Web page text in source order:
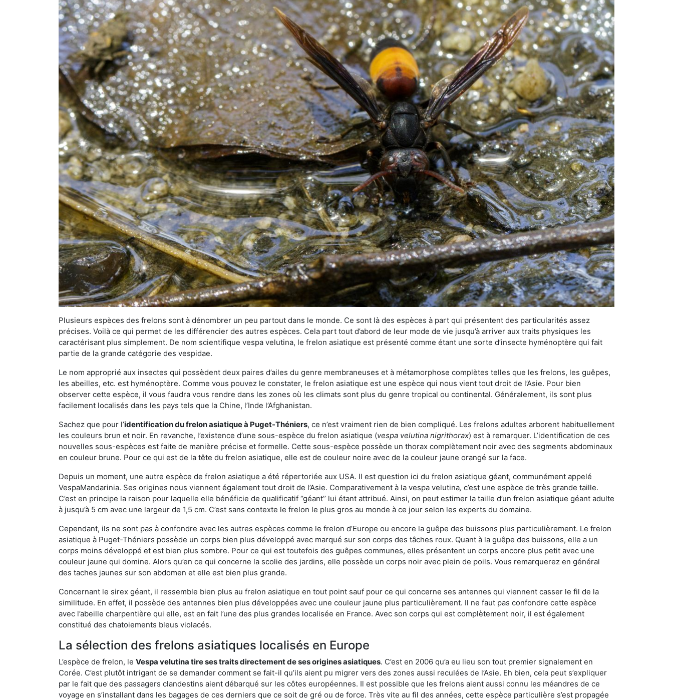
Plusieurs espèces des frelons sont à dénombrer un peu partout dans le monde. Ce sont là des espèces à part qui présentent des particularités assez
précises. Voilà ce qui permet de les différencier des autres espèces. Cela part tout d’abord de leur mode de vie jusqu’à arriver aux traits physiques les
caractérisant plus simplement. De nom scientifique vespa velutina, le frelon asiatique est présenté comme étant une sorte d’insecte hyménoptère qui fait
partie de la grande catégorie des vespidae.
Le nom approprié aux insectes qui possèdent deux paires d’ailes du genre membraneuses et à métamorphose complètes telles que les frelons, les guêpes,
les abeilles, etc. est hyménoptère. Comme vous pouvez le constater, le frelon asiatique est une espèce qui nous vient tout droit de l’Asie. Pour bien
observer cette espèce, il vous faudra vous rendre dans les zones où les climats sont plus du genre tropical ou continental. Généralement, ils sont plus
facilement localisés dans les pays tels que la Chine, l’Inde l’Afghanistan.
Sachez que pour l’identification du frelon asiatiqueà Puget-Théniers, ce n’est vraiment rien de bien compliqué. Les frelons adultes arborent habituellement
les couleurs brun et noir. En revanche, l’existence d’une sous-espèce du frelon asiatique (vespa velutina nigrithorax) est à remarquer. L’identification de ces
nouvelles sous-espèces est faite de manière précise et formelle. Cette sous-espèce possède un thorax complètement noir avec des segments abdominaux
en couleur brune. Pour ce qui est de la tête du frelon asiatique, elle est de couleur noire avec de la couleur jaune orangé sur la face.
Depuis un moment, une autre espèce de frelon asiatique a été répertoriée aux USA. Il est question ici du frelon asiatique géant, communément appelé
VespaMandarinia. Ses origines nous viennent également tout droit de l’Asie. Comparativement à la vespa velutina, c’est une espèce de très grande taille.
C’est en principe la raison pour laquelle elle bénéficie de qualificatif ‘’géant’’ lui étant attribué. Ainsi, on peut estimer la taille d’un frelon asiatique géant adulte
à jusqu’à 5 cm avec une largeur de 1,5 cm. C’est sans contexte le frelon le plus gros au monde à ce jour selon les experts du domaine.
Cependant, ils ne sont pas à confondre avec les autres espèces comme le frelon d’Europe ou encore la guêpe des buissons plus particulièrement. Le frelon
asiatique à Puget-Théniers possède un corps bien plus développé avec marqué sur son corps des tâches roux. Quant à la guêpe des buissons, elle a un
corps moins développé et est bien plus sombre. Pour ce qui est toutefois des guêpes communes, elles présentent un corps encore plus petit avec une
couleur jaune qui domine. Alors qu’en ce qui concerne la scolie des jardins, elle possède un corps noir avec plein de poils. Vous remarquerez en général
des taches jaunes sur son abdomen et elle est bien plus grande.
Concernant le sirex géant, il ressemble bien plus au frelon asiatique en tout point sauf pour ce qui concerne ses antennes qui viennent casser le fil de la
similitude. En effet, il possède des antennes bien plus développées avec une couleur jaune plus particulièrement. Il ne faut pas confondre cette espèce
avec l’abeille charpentière qui elle, est en fait l’une des plus grandes localisée en France. Avec son corps qui est complètement noir, il est également
constitué des chatoiements bleus violacés.
La sélection des frelons asiatiques localisés en Europe
L’espèce de frelon, le Vespa velutina tire ses traits directement de ses origines asiatiques. C’est en 2006 qu’a eu lieu son tout premier signalement en
Corée. C’est plutôt intrigant de se demander comment se fait-il qu’ils aient pu migrer vers des zones aussi reculées de l’Asie. Eh bien, cela peut s’expliquer
par le fait que des passagers clandestins aient débarqué sur les côtes européennes. Il est possible que les frelons aient aussi connu les méandres de ce
voyage en s’installant dans les bagages de ces derniers que ce soit de gré ou de force. Très vite au fil des années, cette espèce particulière s’est propagée